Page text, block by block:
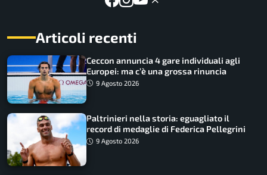
Articoli recenti
Ceccon annuncia 4 gare individuali agli
Europei: ma c’è una grossa rinuncia
9 Agosto 2026
Paltrinieri nella storia: eguagliato il
record di medaglie di Federica Pellegrini
9 Agosto 2026